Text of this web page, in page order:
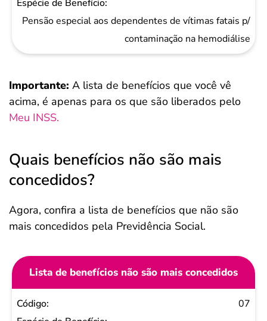
Pensão especial aos dependentes de vítimas fatais p/
contaminação na hemodiálise
Importante: A lista de benefícios que você vê
acima, é apenas para os que são liberados pelo
Meu INSS.
Quais benefícios não são mais
concedidos?
Agora, confira a lista de benefícios que não são
mais concedidos pela Previdência Social.
Lista de benefícios não são mais concedidos
Código
07